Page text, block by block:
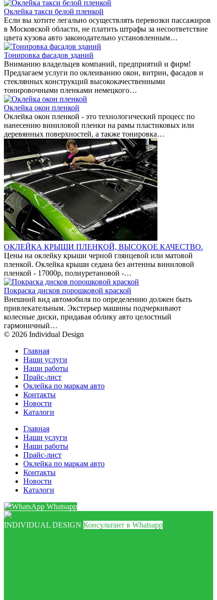
Оклейка такси белой пленкой
Если вы хотите легально осуществлять перевозки пассажиров
в Московской области, не платить штрафы за несоответствие
цвета кузова авто законодательно установленным…
Тонировка фасадов зданий
Вниманию владельцев компаний, предприятий и фирм!
Предлагаем услуги по оклеиванию окон, витрин, фасадов и
стеклянных конструкций высококачественными
тонировочными пленками немецкого…
Оклейка окон пленкой
Оклейка окон пленкой - это технологический процесс по
нанесению виниловой пленки на рамы пластиковых или
деревянных поверхностей, а также тонировка…
ОКЛЕЙКА КРЫШИ ПЛЕНКОЙ, ВЫСОКОЕ КАЧЕСТВО.
Цены на оклейку крыши черной глянцевой или матовой
пленкой. Оклейка крыши седана без антенны виниловой
пленкой - 17000р, полиуретановой -…
Покраска дисков порошковой краской
Внешний вид автомобиля по определению должен быть
привлекательным. Экстерьер машины подчеркивают
колесные диски, придавая облику авто целостный
гармоничный…
© 2026 Individual Design
Главная
Наши услуги
Наши работы
Прайс-лист
Оклейка по маркам авто
Контакты
Новости
Каталоги
Главная
Наши услуги
Наши работы
Прайс-лист
Оклейка по маркам авто
Контакты
Новости
Каталоги
Whatsapp
INDIVIDUAL DESIGN Консультант в Whatsapp